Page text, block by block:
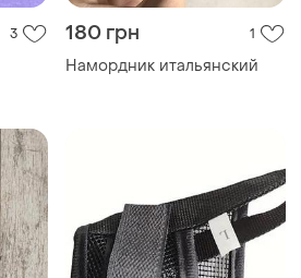
3 180 грн 1
Намордник итальянский